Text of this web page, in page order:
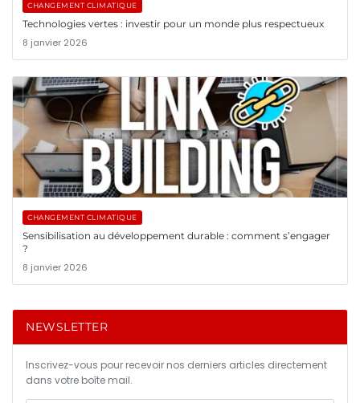
CHANGEMENT CLIMATIQUE
Technologies vertes : investir pour un monde plus respectueux
8 janvier 2026
CHANGEMENT CLIMATIQUE
Sensibilisation au développement durable : comment s’engager
?
8 janvier 2026
NEWSLETTER
Inscrivez-vous pour recevoir nos derniers articles directement
dans votre boîte mail.